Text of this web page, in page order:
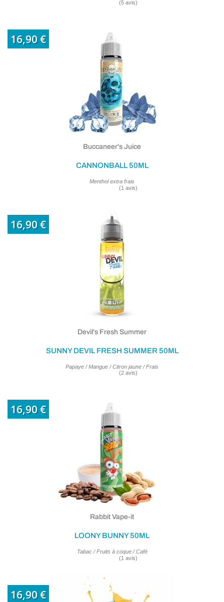
16,90 €
Buccaneer's Juice
CANNONBALL 50ML
Menthol extra frais
16,90 €
Devil's Fresh Summer
SUNNY DEVIL FRESH SUMMER 50ML
Papaye / Mangue / Citron jaune / Frais
16,90 €
Rabbit Vape-it
LOONY BUNNY 50ML
Tabac / Fruits à coque / Café
16,90 €